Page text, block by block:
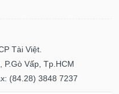
Tài Việt.
P.Gò Vấp, Tp.HCM
(84.28) 3848 7237